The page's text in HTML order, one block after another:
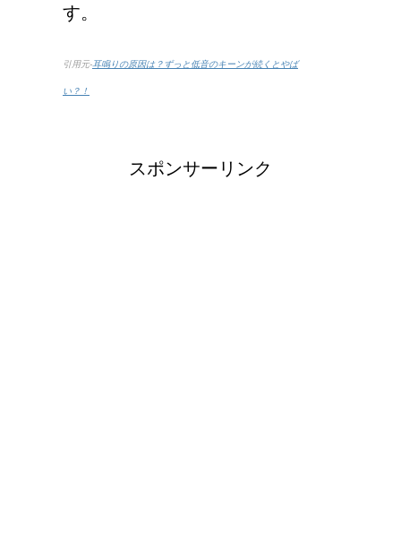
す。
引用元-耳鳴りの原因は？ずっと低音のキーンが続くとやば
い？！
スポンサーリンク